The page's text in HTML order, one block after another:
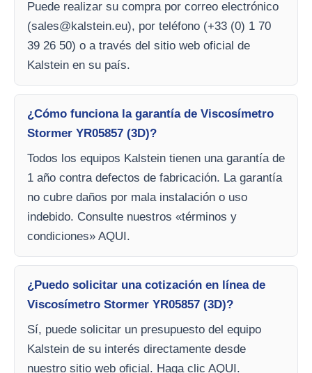
Puede realizar su compra por correo electrónico
(sales@kalstein.eu), por teléfono (+33 (0) 1 70
39 26 50) o a través del sitio web oficial de
Kalstein en su país.
¿Cómo funciona la garantía de Viscosímetro
Stormer YR05857 (3D)?
Todos los equipos Kalstein tienen una garantía de
1 año contra defectos de fabricación. La garantía
no cubre daños por mala instalación o uso
indebido. Consulte nuestros «términos y
condiciones» AQUI.
¿Puedo solicitar una cotización en línea de
Viscosímetro Stormer YR05857 (3D)?
Sí, puede solicitar un presupuesto del equipo
Kalstein de su interés directamente desde
nuestro sitio web oficial. Haga clic AQUI.